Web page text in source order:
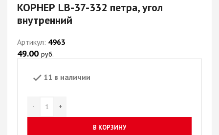
КОРНЕР LB-37-332 петра, угол
внутренний
Артикул: 4963
49.00 руб.
11 в наличии
В КОРЗИНУ